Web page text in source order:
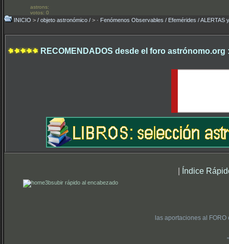
astrons:
votos: 0
INICIO > / objeto astronómico / > · Fenómenos Observables / Efemérides / ALERTAS
RECOMENDADOS desde el foro astrónomo.org
| Índice
subir rápido al encabezado
las aportaciones al